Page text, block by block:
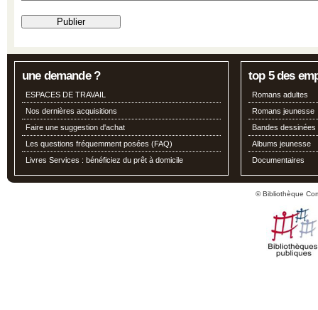
une demande ?
ESPACES DE TRAVAIL
Nos dernières acquisitions
Faire une suggestion d'achat
Les questions fréquemment posées (FAQ)
Livres Services : bénéficiez du prêt à domicile
top 5 des
Romans adultes
Romans jeunesse
Bandes dessinées
Albums jeunesse
Documentaires
© Bibliothèque